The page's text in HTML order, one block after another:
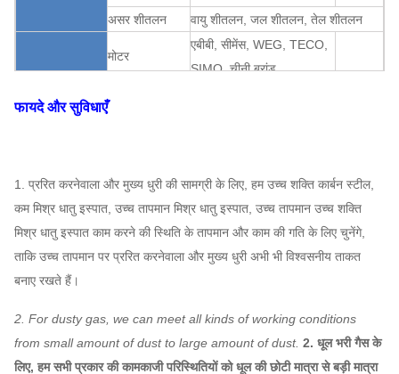
असर शीतलन
वायु शीतलन, जल शीतलन, तेल शीतलन
प्रशंसक प्रणाली
विन्यास
मोटर
एबीबी, सीमेंस, WEG, TECO,
SIMO, चीनी ब्रांड…
कर सकते
हैं
प्ररित करनेवाला
एयर इनलेट स्पंज
SS316, HG785, DB685 ...
मुख्य शाफ्ट
संरचनात्मक स्टील), 42CrMo,
सहनशीलता
FAG, SKF, NSK, ZWZ…
सिस्टम बेस फ्रेम, सुरक्षात्मक स्क्रीनिंग, साइलेंसर, इनलेट और
आउटलेट पाइपलाइन कम्पेसाटर,
फायदे और सुविधाएँ
1. प्ररित करनेवाला और मुख्य धुरी की सामग्री के लिए, हम उच्च शक्ति कार्बन स्टील,
कम मिश्र धातु इस्पात, उच्च तापमान मिश्र धातु इस्पात, उच्च तापमान उच्च शक्ति
मिश्र धातु इस्पात काम करने की स्थिति के तापमान और काम की गति के लिए चुनेंगे,
ताकि उच्च तापमान पर प्ररित करनेवाला और मुख्य धुरी अभी भी विश्वसनीय ताकत
बनाए रखते हैं।
2. For dusty gas, we can meet all kinds of working conditions
from small amount of dust to large amount of dust. 2. धूल भरी गैस के
लिए, हम सभी प्रकार की कामकाजी परिस्थितियों को धूल की छोटी मात्रा से बड़ी मात्रा